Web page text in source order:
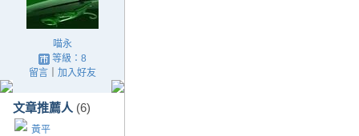
喵永
等級：8
留言｜ 加入好友
文章推薦人 (6)
黃平